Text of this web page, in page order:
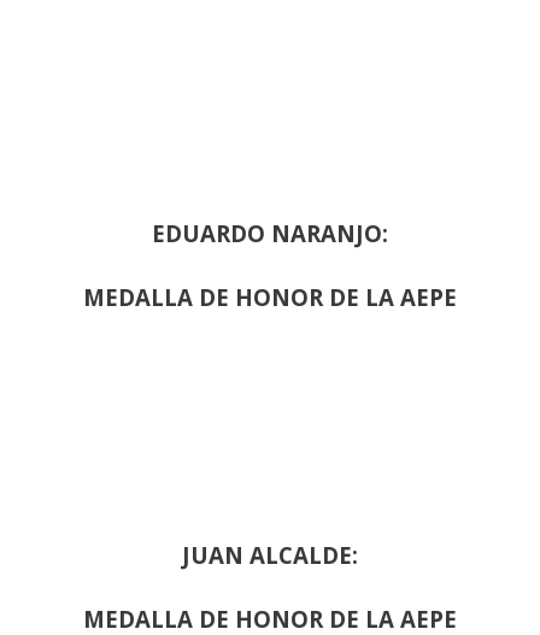
EDUARDO NARANJO:
MEDALLA DE HONOR DE LA AEPE
JUAN ALCALDE:
MEDALLA DE HONOR DE LA AEPE